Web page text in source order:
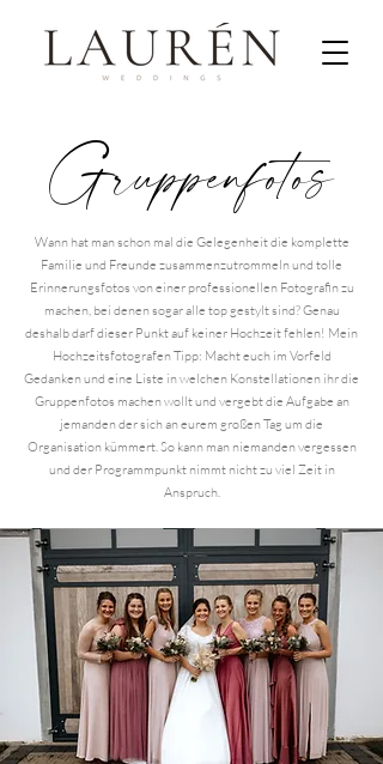
Gruppenfotos
Wann hat man schon mal die Gelegenheit die komplette
Familie und Freunde zusammenzutrommeln und tolle
Erinnerungsfotos von einer professionellen Fotografin zu
machen, bei denen sogar alle top gestylt sind? Genau
deshalb darf dieser Punkt auf keiner Hochzeit fehlen! Mein
Hochzeitsfotografen Tipp: Macht euch im Vorfeld
Gedanken und eine Liste in welchen Konstellationen ihr die
Gruppenfotos machen wollt und vergebt die Aufgabe an
jemanden der sich an eurem großen Tag um die
Organisation kümmert. So kann man niemanden vergessen
und der Programmpunkt nimmt nicht zu viel Zeit in
Anspruch.